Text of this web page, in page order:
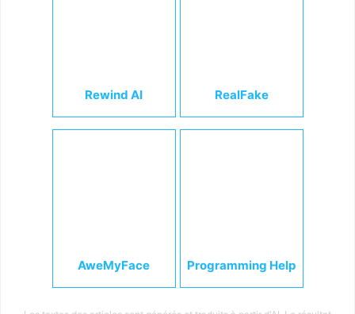
Rewind AI RealFake
AweMyFace Programming Help